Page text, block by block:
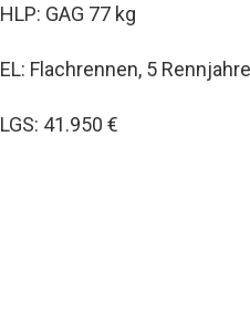
HLP: GAG 77 kg
EL: Flachrennen, 5
LGS: 41.950 €